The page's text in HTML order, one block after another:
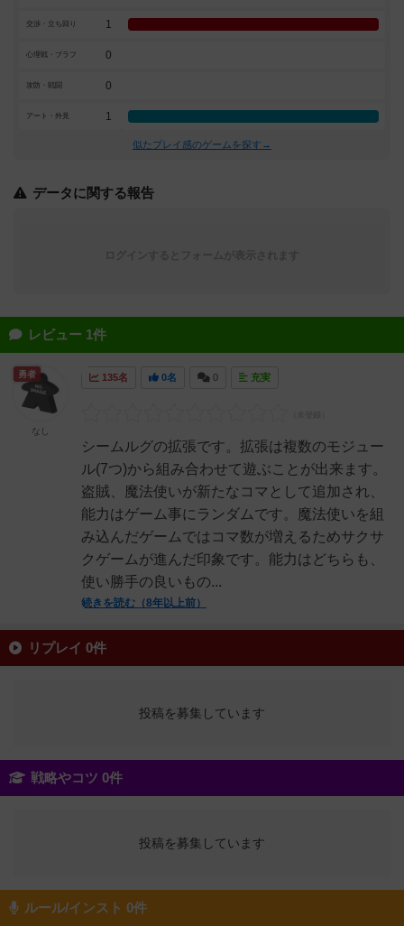
交渉・立ち回り 1
心理戦・ブラフ 0
攻防・戦闘 0
アート・外見 1
似たプレイ感のゲームを探す→
データに関する報告
レビュー 1件
135名 0名 0 充実
シームルグの拡張です。拡張は複数のモジュー
ル(7つ)から組み合わせて遊ぶことが出来ます。
盗賊、魔法使いが新たなコマとして追加され、
能力はゲーム事にランダムです。魔法使いを組
み込んだゲームではコマ数が増えるためサクサ
クゲームが進んだ印象です。能力はどちらも、
使い勝手の良いもの...
続きを読む（8年以上前）
勇者
なし
リプレイ 0件
投稿を募集しています
戦略やコツ 0件
投稿を募集しています
ルール/インスト 0件